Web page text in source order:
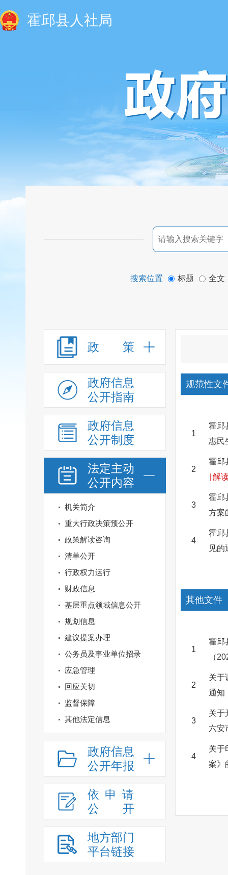
霍邱县人社局
搜索位置 标题 全文
政 策
政府信息
公开指南
政府信息
公开制度
法定主动
公开内容
机关简介
重大行政决策预公开
政策解读咨询
清单公开
行政权力运行
财政信息
基层重点领域信息公开
规划信息
建议提案办理
公务员及事业单位招录
应急管理
回应关切
监督保障
其他法定信息
政府信息
公开年报
依申请
公
开
地方部门
平台链接
规范性文
1
霍邱
惠民
2
霍邱
解
3
霍邱
方案
4
霍邱
见
其他文件
1
霍邱
（
2
关于
通知
3
关于
六安
4
关于
案》